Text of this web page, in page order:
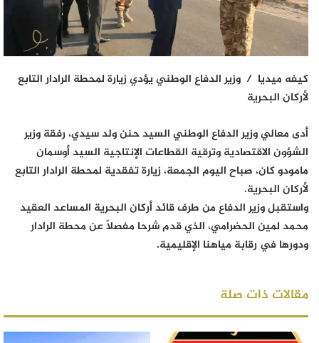
كيفه ميديا / وزير الدفاع الوطني يؤدي زيارة لمحطة الرادار التابع
لأركان البحرية
أدى معالي وزير الدفاع الوطني السيد حنن ولد سيدي، رفقة وزير
الشؤون الاقتصادية وترقية القطاعات الإنتاجية السيد أوسمان
مامودو كان، صباح اليوم الجمعة، زيارة تفقدية لمحطة الرادار التابع
لأركان البحرية.
واستقبل وزير الدفاع من طرف قائد أركان البحرية المساعد العقيد
محمد لمين الحضرامي، الذي قدم شرحا مفصلًا عن محطة الرادار
ودورها في رقابة مياهنا الإقليمية.
مقالات ذات صلة